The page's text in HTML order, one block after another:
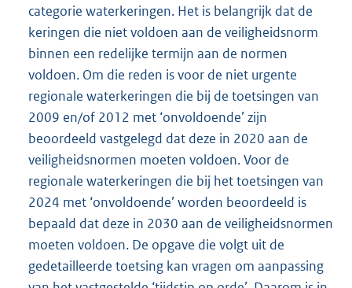
categorie waterkeringen. Het is belangrijk dat de
keringen die niet voldoen aan de veiligheidsnorm
binnen een redelijke termijn aan de normen
voldoen. Om die reden is voor de niet urgente
regionale waterkeringen die bij de toetsingen van
2009 en/of 2012 met ‘onvoldoende’ zijn
beoordeeld vastgelegd dat deze in 2020 aan de
veiligheidsnormen moeten voldoen. Voor de
regionale waterkeringen die bij het toetsingen van
2024 met ‘onvoldoende’ worden beoordeeld is
bepaald dat deze in 2030 aan de veiligheidsnormen
moeten voldoen. De opgave die volgt uit de
gedetailleerde toetsing kan vragen om aanpassing